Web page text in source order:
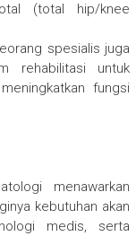
(total hip/knee
spesialis juga
rehabilitasi untuk
fungsi
menawarkan
kebutuhan akan
medis, serta